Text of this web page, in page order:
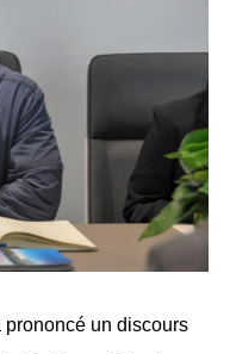
un discours